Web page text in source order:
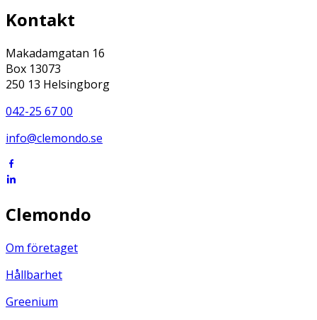
Kontakt
Makadamgatan 16
Box 13073
250 13 Helsingborg
042-25 67 00
info@clemondo.se
Clemondo
Om företaget
Hållbarhet
Greenium